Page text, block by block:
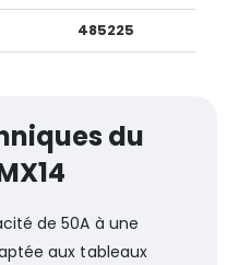
485225
du
de 50A à une
aux tableaux